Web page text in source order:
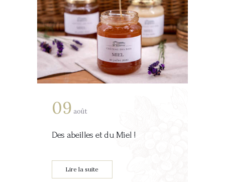
09 août
Des abeilles et du Miel !
Lire la suite